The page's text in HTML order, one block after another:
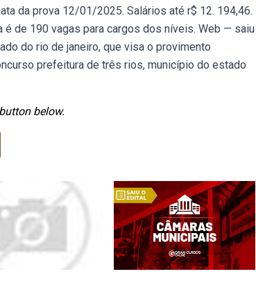
da prova 12/01/2025. Salários até r$ 12. 194,46.
de 190 vagas para cargos dos níveis. Web — saiu
do rio de janeiro, que visa o provimento
prefeitura de três rios, município do estado
below.